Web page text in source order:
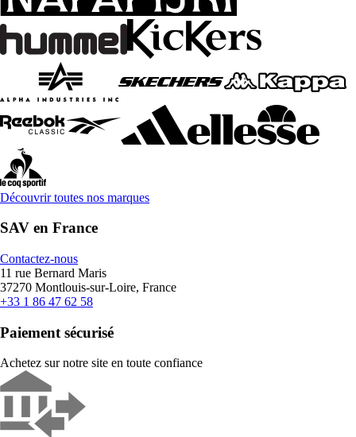
Découvrir toutes nos marques
SAV en France
Contactez-nous
11 rue Bernard Maris
37270 Montlouis-sur-Loire, France
+33 1 86 47 62 58
Paiement sécurisé
Achetez sur notre site en toute confiance